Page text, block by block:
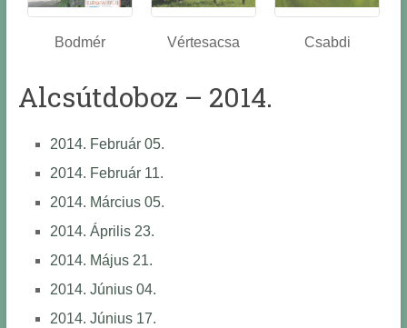
Bodmér Vértesacsa Csabdi
Alcsútdoboz – 2014.
2014. Február 05.
2014. Február 11.
2014. Március 05.
2014. Április 23.
2014. Május 21.
2014. Június 04.
2014. Június 17.